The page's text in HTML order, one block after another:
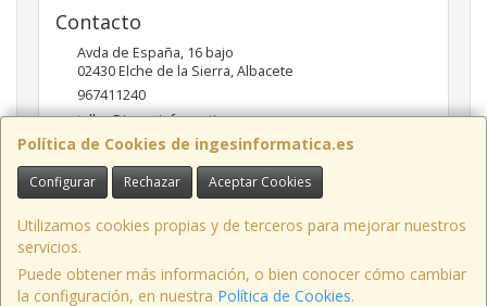
Política de Cookies de ingesinformatica.es
Configurar Rechazar Aceptar Cookies
Utilizamos cookies propias y de terceros para mejorar nuestros
servicios.
Puede obtener más información, o bien conocer cómo cambiar
la configuración, en nuestra Política de Cookies.
Contacto
Avda de España, 16 bajo
02430Elche de la Sierra,Albacete
967411240
taller@ingesinformatica.es
Horario
9 a 14 y 17 a 20
, , , , España. - C.I.F.: 53141721Z - Tfno: